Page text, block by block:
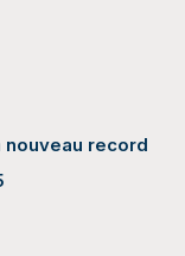
nouveau record